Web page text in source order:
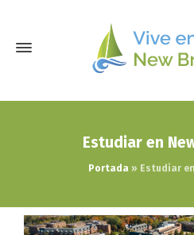
Estudiar en
Portada» Estudiar